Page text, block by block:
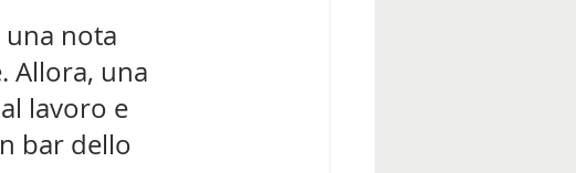
nota
Allora, una
lavoro e
bar dello